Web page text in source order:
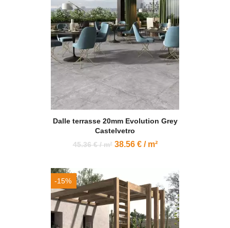
Dalle terrasse 20mm Evolution Grey
Castelvetro
45.36 € / m² 38.56 € / m²
-15%